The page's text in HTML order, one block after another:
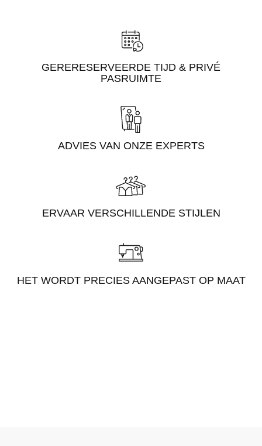
GERERESERVEERDE TIJD & PRIVÉ
PASRUIMTE
ADVIES VAN ONZE EXPERTS
ERVAAR VERSCHILLENDE STIJLEN
HET WORDT PRECIES AANGEPAST OP MAAT